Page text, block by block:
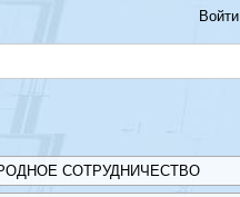
Войти
СОТРУДНИЧЕСТВО